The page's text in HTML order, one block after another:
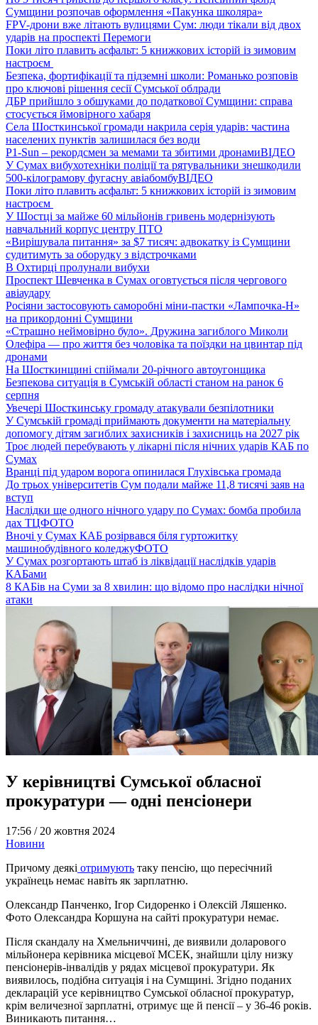
Сумщини розпочав оформлення «Пакунка школяра»
FPV-дрони вже літають вулицями Сум: люди тікали від двох
ударів на проспекті Перемоги
Поки літо плавить асфальт: 5 книжкових історій із зимовим
настроєм
Безпека, фортифікації та підземні школи: Романько розповів
про ключові рішення сесії Сумської облради
ДБР прийшло з обшуками до податкової Сумщини: справа
стосується ймовірного хабаря
Села Шосткинської громади накрила серія ударів: частина
населених пунктів залишилася без води
P1-Sun – рекордсмен за мемами та збитими дронамиВІДЕО
У Сумах вибухотехніки поліції та рятувальники знешкодили
500-кілограмову фугасну авіабомбуВІДЕО
Поки літо плавить асфальт: 5 книжкових історій із зимовим
настроєм
У Шостці за майже 60 мільйонів гривень модернізують
навчальний корпус центру ПТО
«Вирішувала питання» за $7 тисяч: адвокатку із Сумщини
судитимуть за оборудку з відстрочками
В Охтирці пролунали вибухи
Проспект Шевченка в Сумах оговтується після чергового
авіаудару
Росіяни застосовують саморобні міни-пастки «Лампочка-Н»
на прикордонні Сумщини
«Страшно неймовірно було». Дружина загиблого Миколи
Олефіра — про життя без чоловіка та поїздки на цвинтар під
дронами
На Шосткинщині спіймали 20-річного автоугонщика
Безпекова ситуація в Сумській області станом на ранок 6
серпня
Увечері Шосткинську громаду атакували безпілотники
У Сумській громаді приймають документи на матеріальну
допомогу дітям загиблих захисників і захисниць на 2027 рік
Троє людей перебувають у лікарні після нічних ударів КАБ по
Сумах
Вранці під ударом ворога опинилася Глухівська громада
До трьох університетів Сум подали майже 11,8 тисячі заяв на
вступ
Наслідки ще одного нічного удару по Сумах: бомба пробила
дах ТЦФОТО
Вночі у Сумах КАБ розірвався біля гуртожитку
машинобудівного коледжуФОТО
У Сумах розгортають штаб із ліквідації наслідків ударів
КАБами
8 КАБів на Суми за 8 хвилин: що відомо про наслідки нічної
атаки
У керівництві Сумської обласної
прокуратури — одні пенсіонери
17:56 / 20 жовтня 2024
Новини
Причому деякі отримують таку пенсію, що пересічний
українець немає навіть як зарплатню.
Олександр Панченко, Ігор Сидоренко і Олексій Ляшенко.
Фото Олександра Коршуна на сайті прокуратури немає.
Після скандалу на Хмельниччині, де виявили доларового
мільйонера керівника місцевої МСЕК, знайшли цілу низку
пенсіонерів-інвалідів у рядах місцевої прокуратури. Як
виявилось, подібна ситуація і на Сумщині. Згідно поданих
декларацій усе керівництво Сумської обласної прокуратур,
крім величезної зарплатні, отримує ще й пенсії – у 36-46 років.
Виникають питання…